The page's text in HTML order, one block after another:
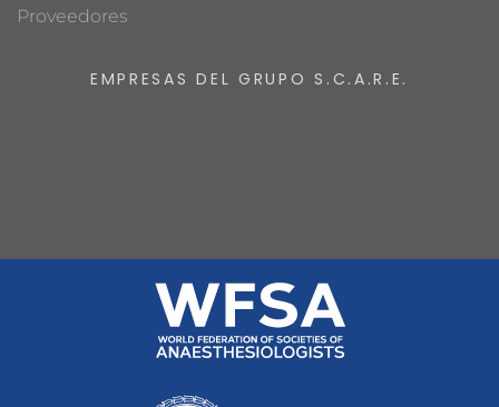
Proveedores
EMPRESAS DEL GRUPO S.C.A.R.E.